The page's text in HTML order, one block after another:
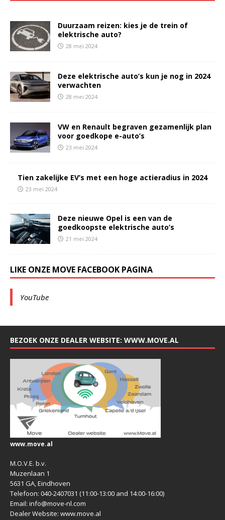
Duurzaam reizen: kies je de trein of
elektrische auto?
28 mei 2024
Deze elektrische auto’s kun je nog in 2024
verwachten
28 mei 2024
VW en Renault begraven gezamenlijk plan
voor goedkope e-auto’s
23 mei 2024
Tien zakelijke EV’s met een hoge actieradius in 2024
23 mei 2024
Deze nieuwe Opel is een van de
goedkoopste elektrische auto’s
21 mei 2024
LIKE ONZE MOVE FACEBOOK PAGINA
YouTube
BEZOEK ONZE DEALER WEBSITE: WWW.MOVE.AL
www.move.al
M.O.V.E. b.v.
Muzenlaan 1
5631 GA, Eindhoven
Telefoon: 040-2407031 (11:00-13:00 and 14:00-16:00)
Email: info@move-nl.com
Dealer Website: www.move.al